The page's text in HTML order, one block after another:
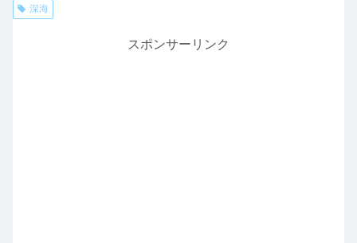
深海
スポンサーリンク